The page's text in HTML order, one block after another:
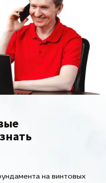
на винтовых